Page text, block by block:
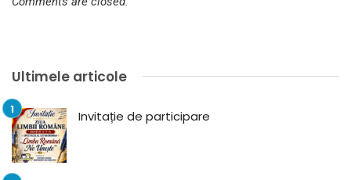
Ultimele articole
Invitație de participare